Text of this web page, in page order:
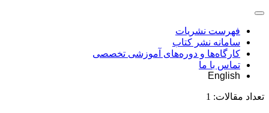
فهرست نشریات
سامانه نشر کتاب
کارگاه‌ها و دوره‌های آموزشی تخصصی
تماس با ما
English
تعداد مقالات: 1